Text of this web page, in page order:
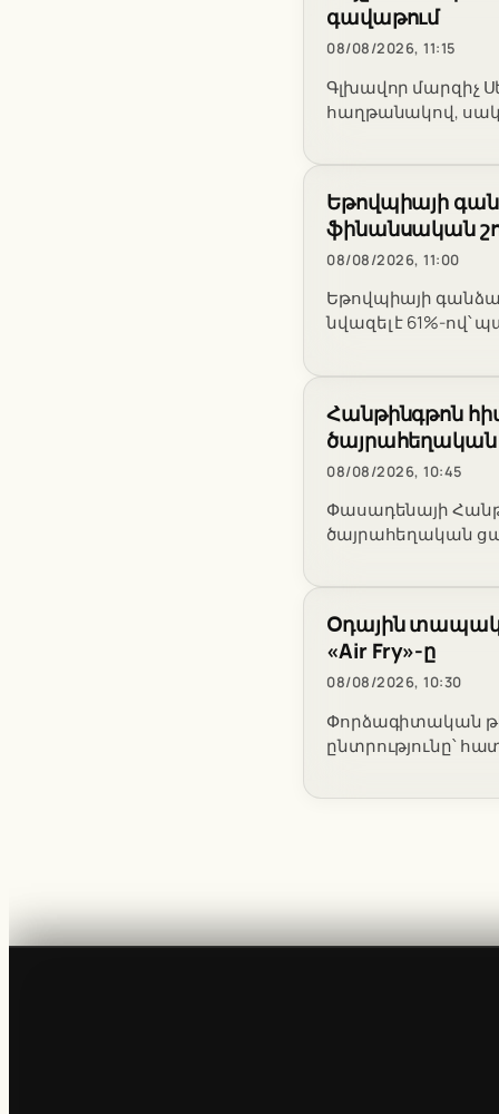
գավաթում
08/08/2026, 11:15
Գլխավոր մարզիչ
հաղթանակով,
Եթովպիայի
ֆինանսական
08/08/2026, 11:00
Եթովպիայի
նվազել է 61%-
Հանթինգթոն
08/08/2026, 10:45
Փասադենայի
ծայրահեղական
Օդային
«Air Fry»-ը
08/08/2026, 10:30
Փորձագիտական
ընտրությունը՝